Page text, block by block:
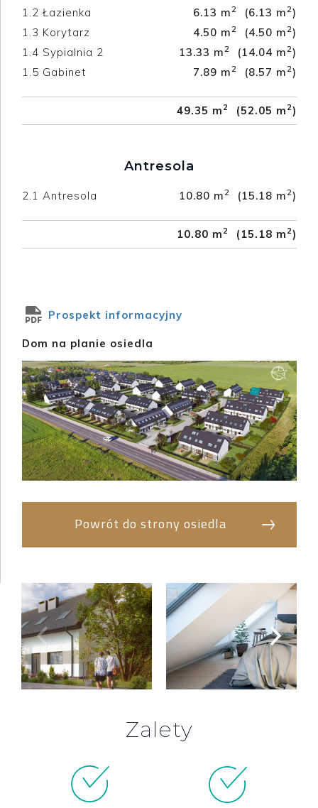
1.2 Łazienka (6.13 m2)
6.13 m2
1.3 Korytarz (4.50 m2)
4.50 m2
1.4 Sypialnia 2 (14.04 m2)
13.33 m2
1.5 Gabinet (8.57 m2)
7.89 m2
(52.05 m 2)
49.35 m 2
Antresola
2.1 Antresola (15.18 m2)
10.80 m2
(15.18 m 2)
10.80 m 2
Prospekt informacyjny
Dom na planie osiedla
Powrót do strony osiedla
Zalety